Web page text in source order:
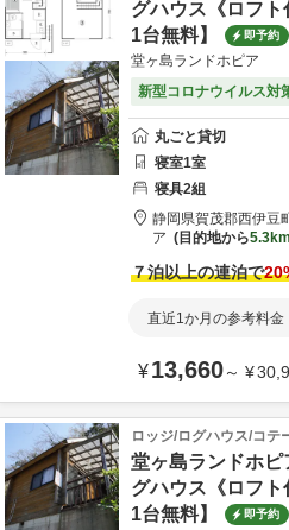
グハウス《ロフ
1台無料】
即予約
堂ヶ島ランドホピア
新型コロナウイルス対
丸ごと貸切
寝室1室
寝具2組
静岡県賀茂郡西伊豆
ア
目的地から5.3km
７泊以上の連泊で20
直近1か月の参考料金
¥13,660～ ¥
ロッジ/ログハウス/コテ
堂ヶ島ランドホピ
グハウス《ロフ
1台無料】
即予約